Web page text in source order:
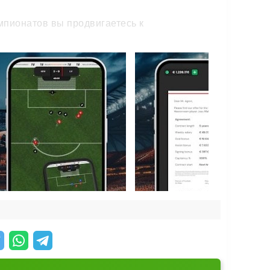
вы продвигаетесь к
доказывать, что вы достойны этого
с базовыми характеристиками и
навыки: